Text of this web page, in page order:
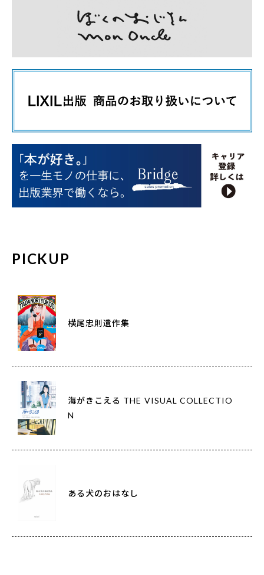
PICKUP
横尾忠則遺作集
海がきこえる THE VISUAL COLLECTIO
N
ある犬のおはなし